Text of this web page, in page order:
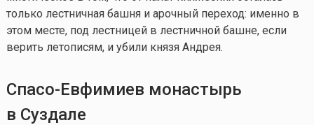
только лестничная башня и арочный переход: именно в
этом месте, под лестницей в лестничной башне, если
верить летописям, и убили князя Андрея.
Спасо-Евфимиев монастырь
в Суздале